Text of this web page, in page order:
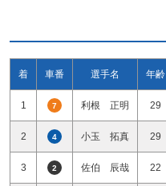
着 車番 選手名 年齢
1 7 利根 正明 29
2 4 小玉 拓真 29
3 2 佐伯 辰哉 22